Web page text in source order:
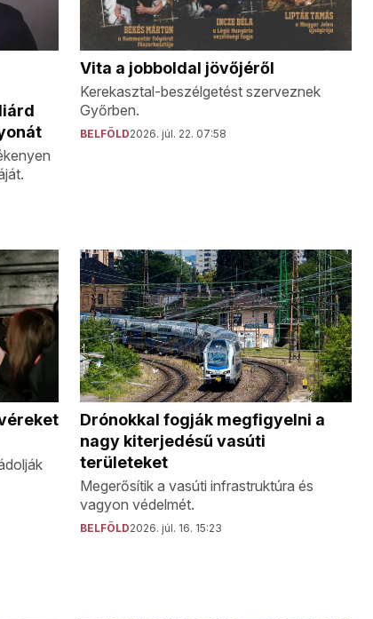
Vita a jobboldal jövőjéről
Kerekasztal-beszélgetést szerveznek
Győrben.
BELFÖLD2026. júl. 22. 07:58
Drónokkal fogják megfigyelni a
nagy kiterjedésű vasúti
területeket
Megerősítik a vasúti infrastruktúra és
vagyon védelmét.
BELFÖLD2026. júl. 16. 15:23